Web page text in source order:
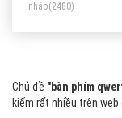
trên cùng.
nhập(2480)
Chủ đề "bàn phím
kiếm rất nhiều trên